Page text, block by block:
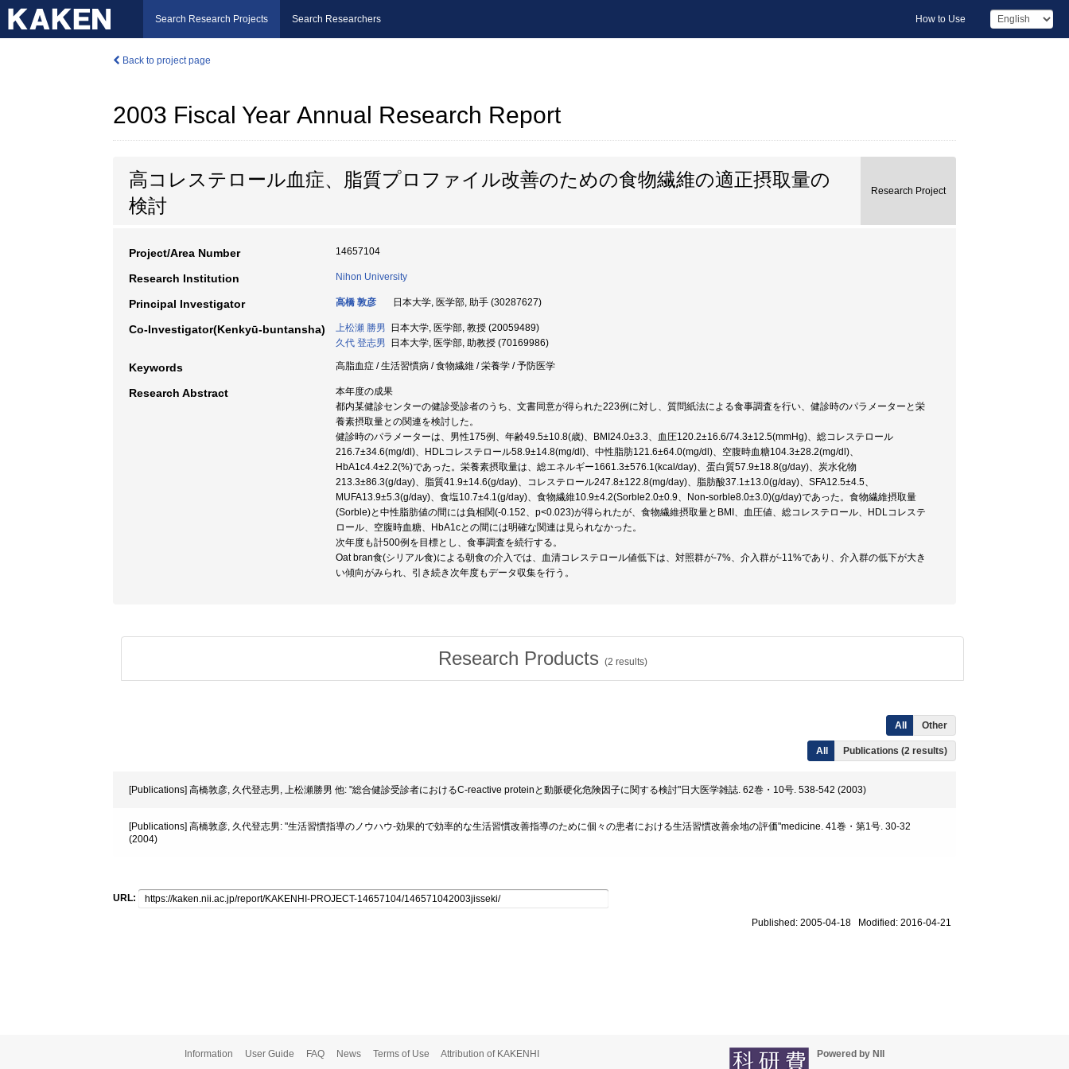
Search Research Projects Search Researchers How to Use
Back to project page
2003 Fiscal Year Annual Research Report
高コレステロール血症、脂質プロファイル改善のための食物繊維の適正摂取量の
検討
Research Project
Project/Area Number 14657104
Research Institution Nihon University
Principal Investigator 高橋 敦彦 日本大学, 医学部, 助手 (30287627)
Co-Investigator(Kenkyū-buntansha) 上松瀬 勝男 日本大学, 医学部, 教授 (20059489)
久代 登志男 日本大学, 医学部, 助教授 (70169986)
Keywords 高脂血症 / 生活習慣病 / 食物繊維 / 栄養学 / 予防医学
Research Abstract
本年度の成果
都内某健診センターの健診受診者のうち、文書同意が得られた223例に対し、質問紙法による食事調査を行い、健診時のパラメーターと栄
養素摂取量との関連を検討した。
健診時のパラメーターは、男性175例、年齢49.5±10.8(歳)、BMI24.0±3.3、血圧120.2±16.6/74.3±12.5(mmHg)、総コレステロール
216.7±34.6(mg/dl)、HDLコレステロール58.9±14.8(mg/dl)、中性脂肪121.6±64.0(mg/dl)、空腹時血糖104.3±28.2(mg/dl)、
HbA1c4.4±2.2(%)であった。栄養素摂取量は、総エネルギー1661.3±576.1(kcal/day)、蛋白質57.9±18.8(g/day)、炭水化物
213.3±86.3(g/day)、脂質41.9±14.6(g/day)、コレステロール247.8±122.8(mg/day)、脂肪酸37.1±13.0(g/day)、SFA12.5±4.5、
MUFA13.9±5.3(g/day)、食塩10.7±4.1(g/day)、食物繊維10.9±4.2(Sorble2.0±0.9、Non-sorble8.0±3.0)(g/day)であった。食物繊維摂取量
(Sorble)と中性脂肪値の間には負相関(-0.152、p<0.023)が得られたが、食物繊維摂取量とBMI、血圧値、総コレステロール、HDLコレステ
ロール、空腹時血糖、HbA1cとの間には明確な関連は見られなかった。
次年度も計500例を目標とし、食事調査を続行する。
Oat bran食(シリアル食)による朝食の介入では、血清コレステロール値低下は、対照群が-7%、介入群が-11%であり、介入群の低下が大き
い傾向がみられ、引き続き次年度もデータ収集を行う。
Research Products (2 results)
All Other
All Publications (2 results)
[Publications] 高橋敦彦, 久代登志男, 上松瀬勝男 他: "総合健診受診者におけるC-reactive proteinと動脈硬化危険因子に関する検討"日大医学雑誌. 62巻・10号. 538-542 (2003)
[Publications] 高橋敦彦, 久代登志男: "生活習慣指導のノウハウ-効果的で効率的な生活習慣改善指導のために個々の患者における生活習慣改善余地の評価"medicine. 41巻・第1号. 30-32
(2004)
URL:
Published: 2005-04-18 Modified: 2016-04-21
Information User Guide FAQ News Terms of Use Attribution of KAKENHI Powered by NII